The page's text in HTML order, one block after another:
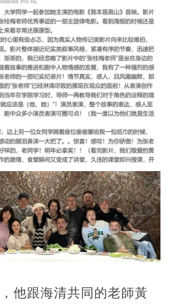
他跟海清共同的老師黃